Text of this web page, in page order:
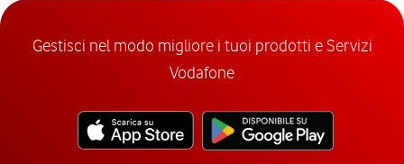
Gestisci nel modo migliore i tuoi prodotti e Servizi
Vodafone